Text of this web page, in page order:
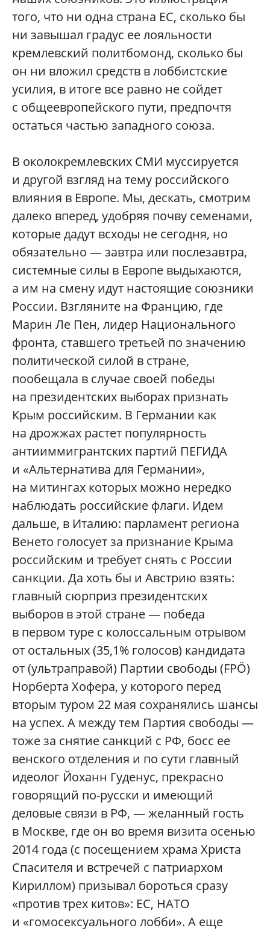
того, что ни одна страна ЕС, сколько бы
ни завышал градус ее лояльности
кремлевский политбомонд, сколько бы
он ни вложил средств в лоббистские
усилия, в итоге все равно не сойдет
с общеевропейского пути, предпочтя
остаться частью западного союза.
В околокремлевских СМИ муссируется
и другой взгляд на тему российского
влияния в Европе. Мы, дескать, смотрим
далеко вперед, удобряя почву семенами,
которые дадут всходы не сегодня, но
обязательно — завтра или послезавтра,
системные силы в Европе выдыхаются,
а им на смену идут настоящие союзники
России. Взгляните на Францию, где
Марин Ле Пен, лидер Национального
фронта, ставшего третьей по значению
политической силой в стране,
пообещала в случае своей победы
на президентских выборах признать
Крым российским. В Германии как
на дрожжах растет популярность
антииммигрантских партий ПЕГИДА
и «Альтернатива для Германии»,
на митингах которых можно нередко
наблюдать российские флаги. Идем
дальше, в Италию: парламент региона
Венето голосует за признание Крыма
российским и требует снять с России
санкции. Да хоть бы и Австрию взять:
главный сюрприз президентских
выборов в этой стране — победа
в первом туре с колоссальным отрывом
от остальных (35,1% голосов) кандидата
от (ультраправой) Партии свободы (FPÖ)
Норберта Хофера, у которого перед
вторым туром 22 мая сохранялись шансы
на успех. А между тем Партия свободы —
тоже за снятие санкций с РФ, босс ее
венского отделения и по сути главный
идеолог Йоханн Гуденус, прекрасно
говорящий по-русски и имеющий
деловые связи в РФ, — желанный гость
в Москве, где он во время визита осенью
2014 года (с посещением храма Христа
Спасителя и встречей с патриархом
Кириллом) призывал бороться сразу
«против трех китов»: ЕС, НАТО
и «гомосексуального лобби». А еще